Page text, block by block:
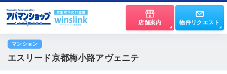
店舗案内 物件リクエスト
マンション
エスリード京都梅小路アヴェニテ